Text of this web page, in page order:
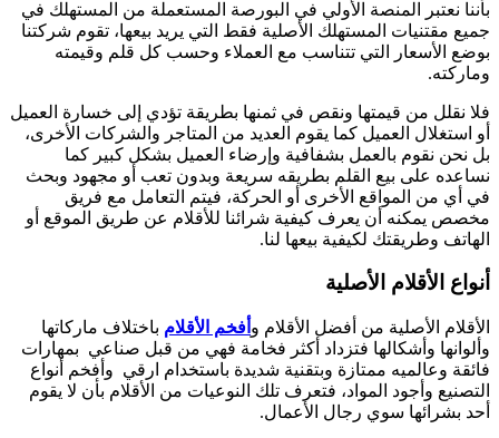
بأننا نعتبر المنصة الأولي في البورصة المستعملة من المستهلك في
جميع مقتنيات المستهلك الأصلية فقط التي يريد بيعها، تقوم شركتنا
بوضع الأسعار التي تتناسب مع العملاء وحسب كل قلم وقيمته
وماركته.
فلا نقلل من قيمتها ونقص في ثمنها بطريقة تؤدي إلى خسارة العميل
أو استغلال العميل كما يقوم العديد من المتاجر والشركات الأخرى،
بل نحن نقوم بالعمل بشفافية وإرضاء العميل بشكل كبير كما
نساعده على بيع القلم بطريقه سريعة وبدون تعب أو مجهود وبحث
في أي من المواقع الأخرى أو الحركة، فيتم التعامل مع فريق
مخصص يمكنه أن يعرف كيفية شرائنا للأقلام عن طريق الموقع أو
الهاتف وطريقتك لكيفية بيعها لنا.
أنواع الأقلام الأصلية
الأقلام الأصلية من أفضل الأقلام و أفخم الأقلام باختلاف ماركاتها
وألوانها وأشكالها فتزداد أكثر فخامة فهي من قبل صناعي بمهارات
فائقة وعالميه ممتازة وبتقنية شديدة باستخدام ارقي وأفخم أنواع
التصنيع وأجود المواد، فتعرف تلك النوعيات من الأقلام بأن لا يقوم
أحد بشرائها سوي رجال الأعمال.